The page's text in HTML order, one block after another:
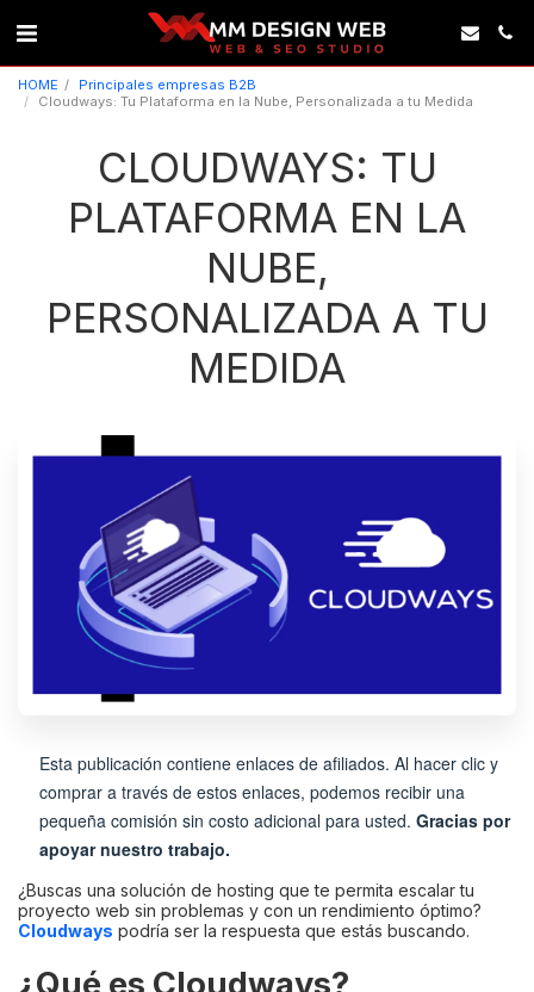
HOME
Principales empresas B2B
Cloudways: Tu Plataforma en la Nube, Personalizada a tu Medida
CLOUDWAYS: TU
PLATAFORMA EN LA
NUBE,
PERSONALIZADA A TU
MEDIDA
Esta publicación contiene enlaces de afiliados. Al hacer clic y
comprar a través de estos enlaces, podemos recibir una
pequeña comisión sin costo adicional para usted. Gracias por
apoyar nuestro trabajo.
¿Buscas una solución de hosting que te permita escalar tu
proyecto web sin problemas y con un rendimiento óptimo?
Cloudways podría ser la respuesta que estás buscando.